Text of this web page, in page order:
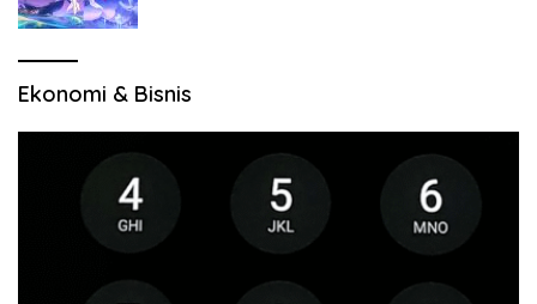
Ekonomi & Bisnis